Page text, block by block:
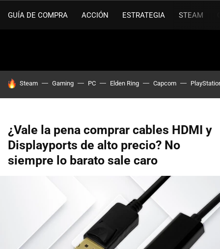
GUÍA DE COMPRA ACCIÓN ESTRATEGIA STEAM
HOY SE HABLA DE
Steam Gaming PC Elden Ring Capcom
¿Vale la pena comprar cables HDMI y
Displayports de alto precio? No
siempre lo barato sale caro